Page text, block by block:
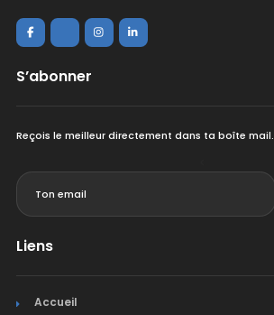
S’abonner
Reçois le meilleur directement dans ta boîte mail.
Liens
Accueil